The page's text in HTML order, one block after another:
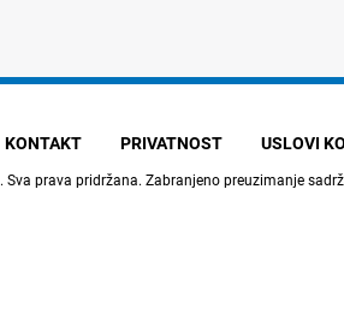
KONTAKT PRIVATNOST USLOVI
. Sva prava pridržana. Zabranjeno preuzimanje